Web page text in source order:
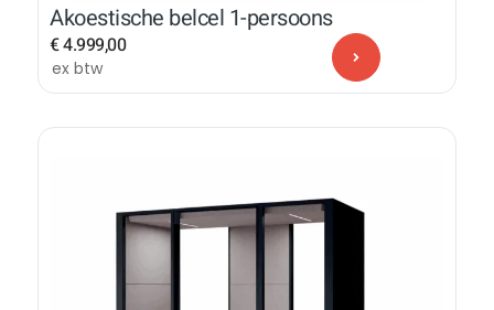
Akoestische belcel 1-persoons
€4.999,00
ex btw